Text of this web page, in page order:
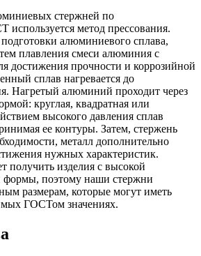
стержней по
метод прессования.
алюминиевого сплава,
плавления смеси алюминия с
достижения прочности и коррозийной
сплав нагревается до
Нагретый алюминий проходит через
круглая, квадратная или
высокого давления сплав
ее контуры. Затем, стержень
металл дополнительно
нужных характеристик.
получить изделия с высокой
формы, поэтому наши стержни
размерам, которые могут иметь
ГОСТом значениях.